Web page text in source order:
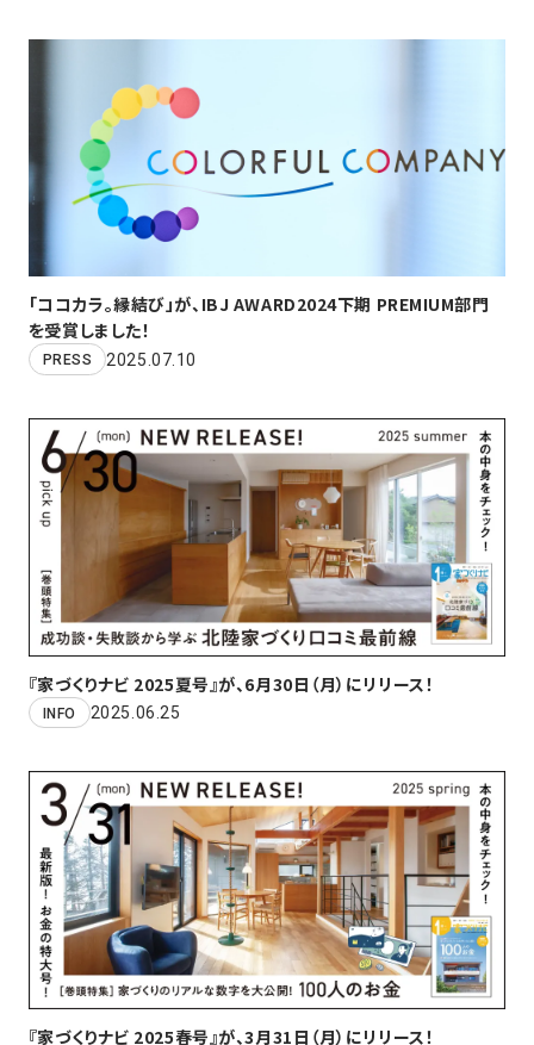
「ココカラ。縁結び」が、IBJ AWARD2024下期 PREMIUM部門
を受賞しました！
PRESS 2025.07.10
『家づくりナビ 2025夏号』が、6月30日（月）にリリース！
INFO 2025.06.25
『家づくりナビ 2025春号』が、3月31日（月）にリリース！